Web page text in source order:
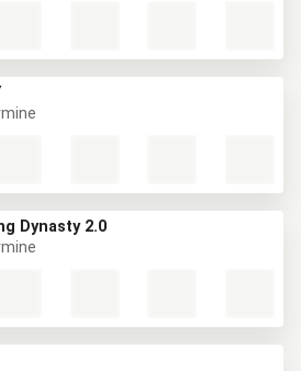
Dynasty 2.0